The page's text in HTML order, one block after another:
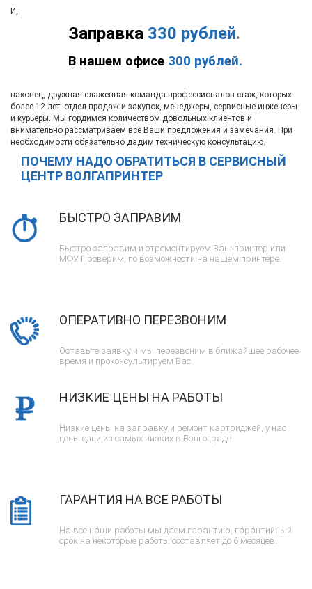
Заправка 330 рублей.
В нашем офисе 300 рублей.
И,
наконец, дружная слаженная команда профессионалов стаж, которых
более 12 лет: отдел продаж и закупок, менеджеры, сервисные инженеры
и курьеры. Мы гордимся количеством довольных клиентов и
внимательно рассматриваем все Ваши предложения и замечания. При
необходимости обязательно дадим техническую консультацию.
ПОЧЕМУ НАДО ОБРАТИТЬСЯ В СЕРВИСНЫЙ
ЦЕНТР ВОЛГАПРИНТЕР
БЫСТРО ЗАПРАВИМ
Быстро заправим и отремонтируем Ваш принтер или
МФУ. Проверим, по возможности на нашем принтере.
ОПЕРАТИВНО ПЕРЕЗВОНИМ
Оставьте заявку и мы перезвоним в ближайшее рабочее
время и проконсультируем Вас.
НИЗКИЕ ЦЕНЫ НА РАБОТЫ
Низкие цены на заправку и ремонт картриджей, у нас
цены одни из самых низких в Волгограде.
ГАРАНТИЯ НА ВСЕ РАБОТЫ
На все наши работы мы даем гарантию, гарантийный
срок на некоторые работы составляет до 6 месяцев.